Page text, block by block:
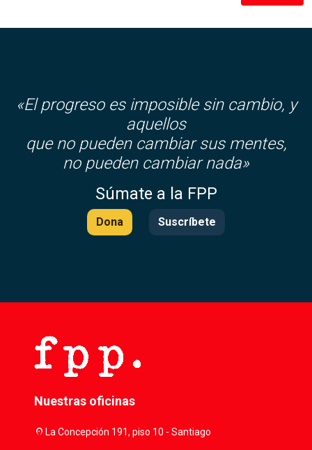
«El progreso es imposible sin cambio, y
aquellos
que no pueden cambiar sus mentes,
no pueden cambiar nada»
Súmate a la FPP
Dona Suscríbete
Nuestras oficinas
location_onLa Concepción 191, piso 10 - Santiago